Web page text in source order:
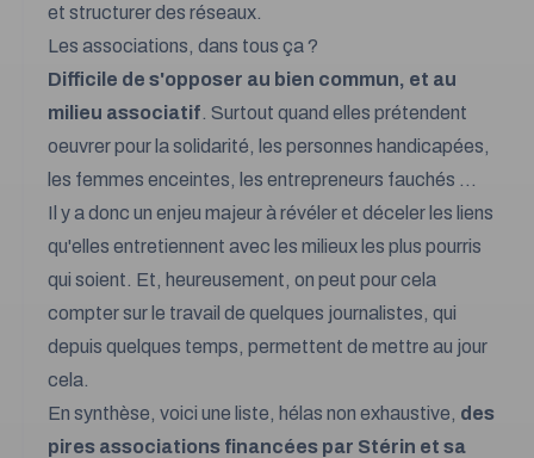
et structurer des réseaux.
Les associations, dans tous ça ?
Difficile de s'opposer au bien commun, et au
milieu associatif. Surtout quand elles prétendent
oeuvrer pour la solidarité, les personnes handicapées,
les femmes enceintes, les entrepreneurs fauchés ...
Il y a donc un enjeu majeur à révéler et déceler les liens
qu'elles entretiennent avec les milieux les plus pourris
qui soient. Et, heureusement, on peut pour cela
compter sur le travail de quelques journalistes, qui
depuis quelques temps, permettent de mettre au jour
cela.
En synthèse, voici une liste, hélas non exhaustive, des
pires associations financées par Stérin et sa